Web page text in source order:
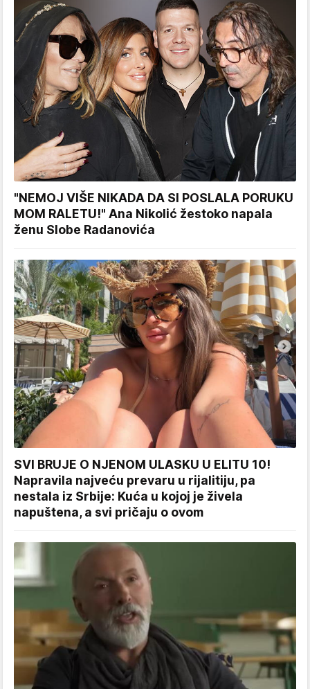
"NEMOJ VIŠE NIKADA DA SI POSLALA PORUKU
MOM RALETU!" Ana Nikolić žestoko napala
ženu Slobe Radanovića
SVI BRUJE O NJENOM ULASKU U ELITU 10!
Napravila najveću prevaru u rijalitiju, pa
nestala iz Srbije: Kuća u kojoj je živela
napuštena, a svi pričaju o ovom